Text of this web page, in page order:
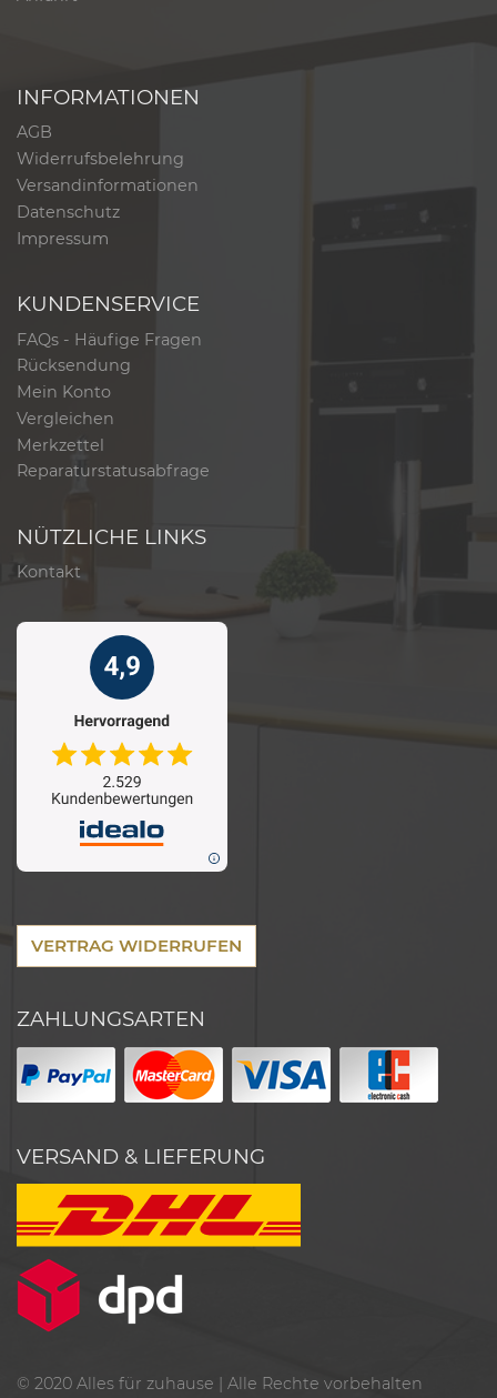
INFORMATIONEN
AGB
Widerrufsbelehrung
Versandinformationen
Datenschutz
Impressum
KUNDENSERVICE
FAQs - Häufige Fragen
Rücksendung
Mein Konto
Vergleichen
Merkzettel
Reparaturstatusabfrage
NÜTZLICHE LINKS
Kontakt
VERTRAG WIDERRUFEN
ZAHLUNGSARTEN
VERSAND & LIEFERUNG
© 2020 Alles für zuhause | Alle Rechte vorbehalten